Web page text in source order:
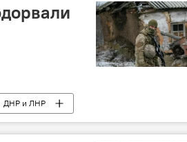
ДНР и ЛНР
Эдуард Басурин